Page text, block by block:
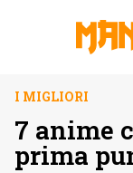
I MIGLIORI
7 anime
prima